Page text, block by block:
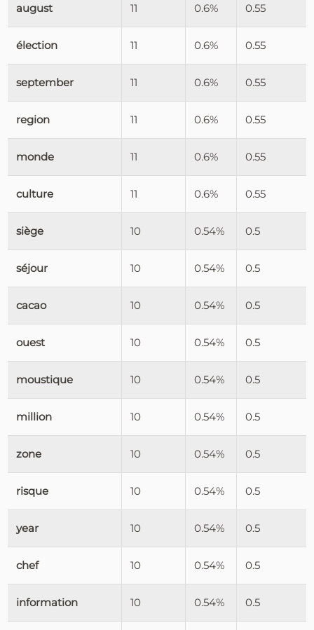
august 11 0.6% 0.55
élection 11 0.6% 0.55
september 11 0.6% 0.55
region 11 0.6% 0.55
monde 11 0.6% 0.55
culture 11 0.6% 0.55
siège 10 0.54% 0.5
séjour 10 0.54% 0.5
cacao 10 0.54% 0.5
ouest 10 0.54% 0.5
moustique 10 0.54% 0.5
million 10 0.54% 0.5
zone 10 0.54% 0.5
risque 10 0.54% 0.5
year 10 0.54% 0.5
chef 10 0.54% 0.5
information 10 0.54% 0.5